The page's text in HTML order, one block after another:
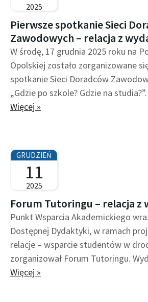
2025
Pierwsze spotkanie Sieci
Zawodowych – relacja z
W środę, 17 grudnia 2025 roku na
Opolskiej zostało zorganizowane
spotkanie Sieci Doradców
„Gdzie po szkole? Gdzie na studia?”.
Więcej »
GRUDZIEŃ
11
2025
Forum Tutoringu – relacja z
Punkt Wsparcia Akademickiego
Dostępnej Dydaktyki, w ramach
relacje – wsparcie studentów w
zorganizował Forum Tutoringu.
Więcej »
n
a